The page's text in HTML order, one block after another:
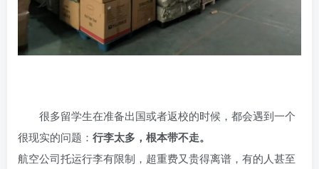
很多留学生在准备出国或者返校的时候，都会遇到一个
很现实的问题： 行李太多，根本带不走。
航空公司托运行李有限制，超重费又贵得离谱，有的人甚至